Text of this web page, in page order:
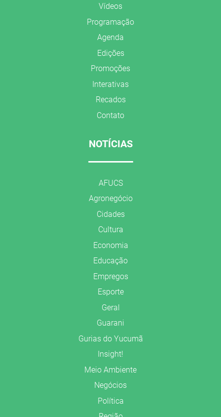
Vídeos
Programação
Agenda
Edições
Promoções
Interativas
Recados
Contato
NOTÍCIAS
AFUCS
Agronegócio
Cidades
Cultura
Economia
Educação
Empregos
Esporte
Geral
Guarani
Gurias do Yucumã
Insight!
Meio Ambiente
Negócios
Política